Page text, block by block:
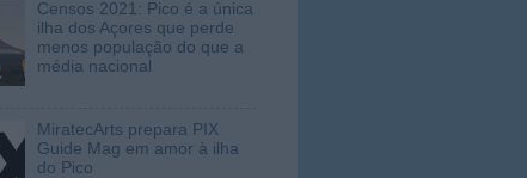
Censos 2021: Pico é a única
ilha dos Açores que perde
menos população do que a
média nacional
MiratecArts prepara PIX
Guide Mag em amor à ilha
do Pico